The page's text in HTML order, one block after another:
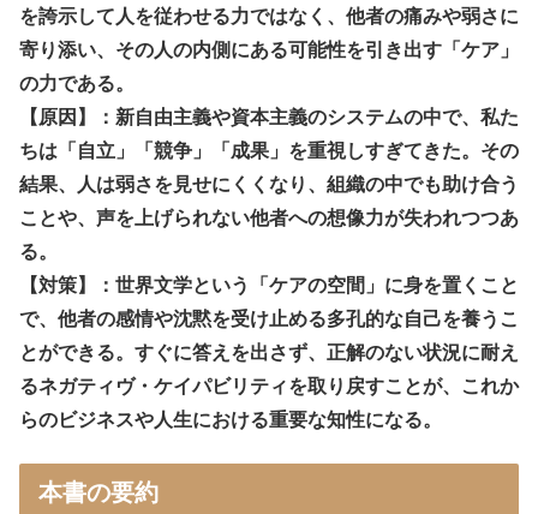
を誇示して人を従わせる力ではなく、他者の痛みや弱さに
寄り添い、その人の内側にある可能性を引き出す「ケア」
の力である。
【原因】：新自由主義や資本主義のシステムの中で、私た
ちは「自立」「競争」「成果」を重視しすぎてきた。その
結果、人は弱さを見せにくくなり、組織の中でも助け合う
ことや、声を上げられない他者への想像力が失われつつあ
る。
【対策】：世界文学という「ケアの空間」に身を置くこと
で、他者の感情や沈黙を受け止める多孔的な自己を養うこ
とができる。すぐに答えを出さず、正解のない状況に耐え
るネガティヴ・ケイパビリティを取り戻すことが、これか
らのビジネスや人生における重要な知性になる。
本書の要約